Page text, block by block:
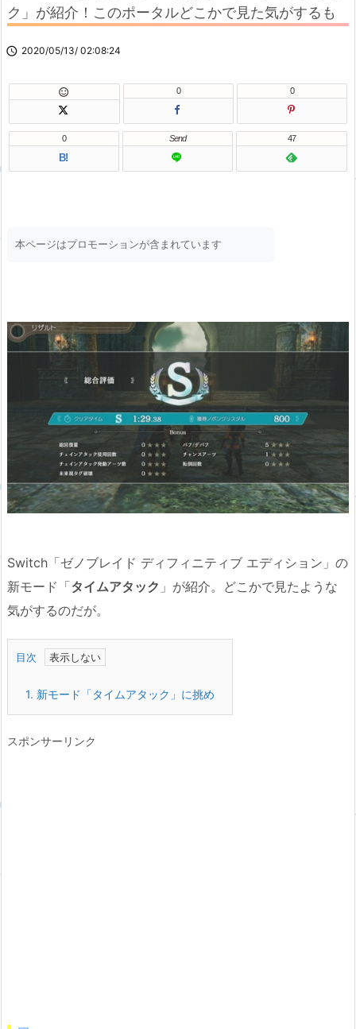
ク」が紹介！このポータルどこかで見た気がするも
 2020/05/13/ 02:08:24
 0 0
B!
0 Send 47
本ページはプロモーションが含まれています
Switch「ゼノブレイド ディフィニティブ エディション」の
新モード「タイムアタック 」が紹介。どこかで見たような
気がするのだが。
目次
1. 新モード「タイムアタック」に挑め
スポンサーリンク